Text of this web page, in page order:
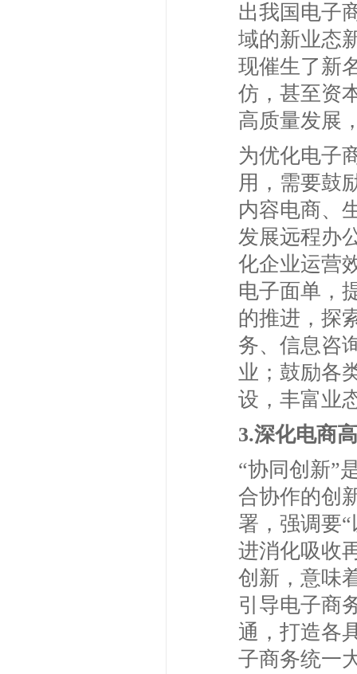
出我国电子
域的新业态
现催生了新
仿，甚至资
高质量发展
为优化电子
用，需要鼓
内容电商、
发展远程办
化企业运营
电子面单，
的推进，探
务、信息咨
业；鼓励各
设，丰富业
3.深化电商
“协同创新”
合协作的创
署，强调要
进消化吸收
创新，意味
引导电子商
通，打造各
子商务统一